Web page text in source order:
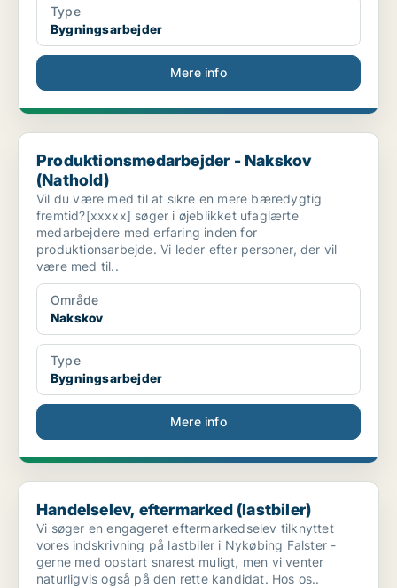
Type
Bygningsarbejder
Mere info
Produktionsmedarbejder - Nakskov (Nathold)
Produktionsmedarbejder - Nakskov
(Nathold)
Vil du være med til at sikre en mere bæredygtig
fremtid?[xxxxx] søger i øjeblikket ufaglærte
medarbejdere med erfaring inden for
produktionsarbejde. Vi leder efter personer, der vil
være med til..
Område
Nakskov
Type
Bygningsarbejder
Mere info
Handelselev, eftermarked (lastbiler)
Handelselev, eftermarked (lastbiler)
Vi søger en engageret eftermarkedselev tilknyttet
vores indskrivning på lastbiler i Nykøbing Falster -
gerne med opstart snarest muligt, men vi venter
naturligvis også på den rette kandidat. Hos os..